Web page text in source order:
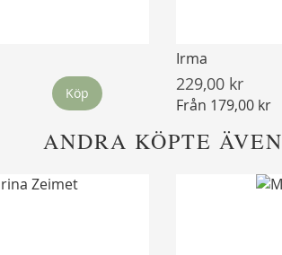
Köp
Irma
229,00 kr
Från 179,00 kr
ANDRA KÖPTE ÄVEN